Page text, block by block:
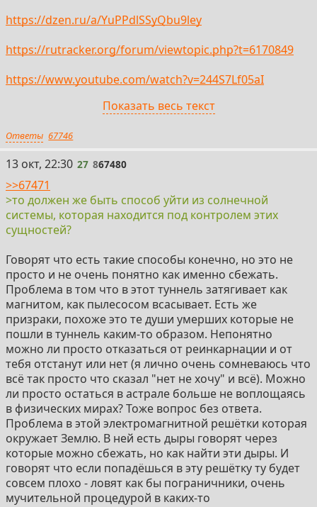
https://dzen.ru/a/YuPPdlSSyQbu9ley
https://rutracker.org/forum/viewtopic.php?t=6170849
https://www.youtube.com/watch?v=244S7Lf05aI
https://www.dailymail.co.uk/sciencetech/article-
consciousness-Monroe-Institute-Gateway.html
https://www.dailymail.co.uk/sciencetech/article-
14202685/Secret-Army-study-hints-suggests-living-
holographic-universe.html
https://out-of-body-experience.info/
2) Околосмертные переживая. По англ Near Death
Expiriences (NDE). Обычно в результате клинической
смерти. Есть сайты которые собирают свидетельства
об NDE и каналов на ютубе полно
https://near-death.com/
https://www.nderf.org
https://www.youtube.com/@TheOtherSideNDEYT/videos
https://www.youtube.com/@IANDSvideos/videos
https://www.youtube.com/@roundtripdeath/videos
3) Регрессивный гипноз. Это как в книгах Майкла
Ньютона - вспоминают в нём свои прошлые жизни и
Показать весь текст
Ответы 67746
27
13 окт, 22:30 27 867480
>>67471
>то должен же быть способ уйти из солнечной
системы, которая находится под контролем этих
сущностей?
Говорят что есть такие способы конечно, но это не
просто и не очень понятно как именно сбежать.
Проблема в том что в этот туннель затягивает как
магнитом, как пылесосом всасывает. Есть же
призраки, похоже это те души умерших которые не
пошли в туннель каким-то образом. Непонятно
можно ли просто отказаться от реинкарнации и от
тебя отстанут или нет (я лично очень сомневаюсь что
всё так просто что сказал "нет не хочу" и всё). Можно
ли просто остаться в астрале больше не воплощаясь
в физических мирах? Тоже вопрос без ответа.
Проблема в этой электромагнитной решётки которая
окружает Землю. В ней есть дыры говорят через
которые можно сбежать, но как найти эти дыры. И
говорят что если попадёшься в эту решётку ту будет
совсем плохо - ловят как бы пограничники, очень
мучительной процедурой в каких-то